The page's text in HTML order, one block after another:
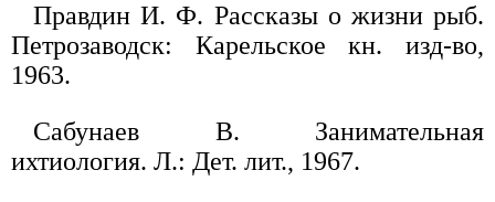
Правдин И. Ф. Рассказы о жизни рыб.
Петрозаводск: Карельское кн. изд-во,
1963.
Сабунаев В. Занимательная
ихтиология. Л.: Дет. лит., 1967.